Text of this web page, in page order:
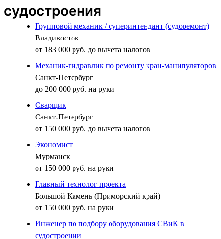
судостроения
Групповой механик / суперинтендант (судоремонт)
Владивосток
от 183 000 руб. до вычета налогов
Механик-гидравлик по ремонту кран-манипуляторов
Санкт-Петербург
до 200 000 руб. на руки
Сварщик
Санкт-Петербург
от 150 000 руб. до вычета налогов
Экономист
Мурманск
от 150 000 руб. на руки
Главный технолог проекта
Большой Камень (Приморский край)
от 150 000 руб. на руки
Инженер по подбору оборудования СВиК в
судостроении